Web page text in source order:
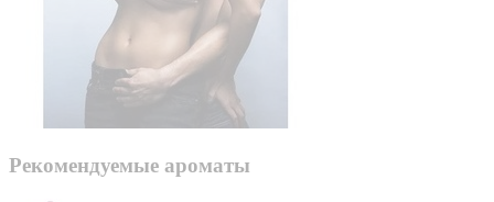
Рекомендуемые ароматы